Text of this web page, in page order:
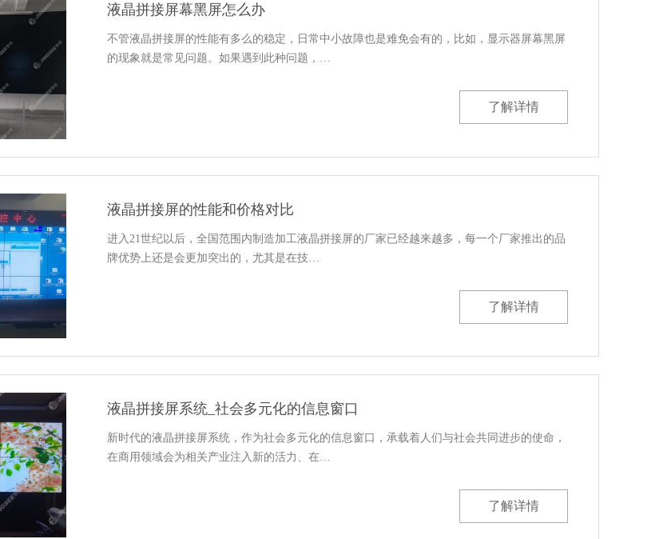
液晶拼接屏幕黑屏怎么办
不管液晶拼接屏的性能有多么的稳定，日常中小故障也是难免会有的，比如，显示器屏幕黑屏
的现象就是常见问题。如果遇到此种问题，…
了解详情
液晶拼接屏的性能和价格对比
进入21世纪以后，全国范围内制造加工液晶拼接屏的厂家已经越来越多，每一个厂家推出的品
牌优势上还是会更加突出的，尤其是在技…
了解详情
液晶拼接屏系统_社会多元化的信息窗口
新时代的液晶拼接屏系统，作为社会多元化的信息窗口，承载着人们与社会共同进步的使命，
在商用领域会为相关产业注入新的活力、在…
了解详情